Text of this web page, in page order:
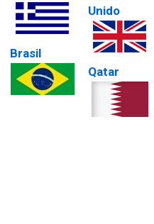
Brasil
Unido
Qatar